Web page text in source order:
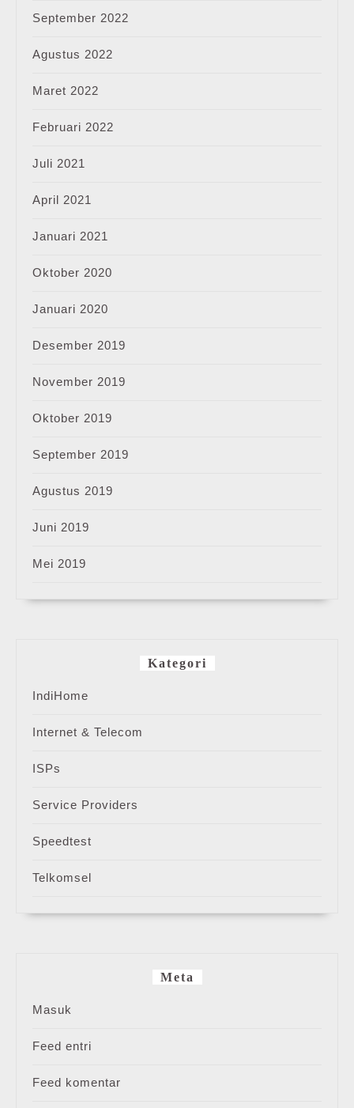
September 2022
Agustus 2022
Maret 2022
Februari 2022
Juli 2021
April 2021
Januari 2021
Oktober 2020
Januari 2020
Desember 2019
November 2019
Oktober 2019
September 2019
Agustus 2019
Juni 2019
Mei 2019
Kategori
IndiHome
Internet & Telecom
ISPs
Service Providers
Speedtest
Telkomsel
Meta
Masuk
Feed entri
Feed komentar